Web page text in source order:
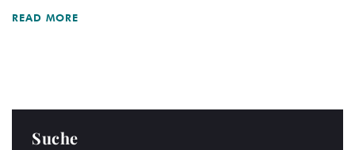
READ MORE
Suche